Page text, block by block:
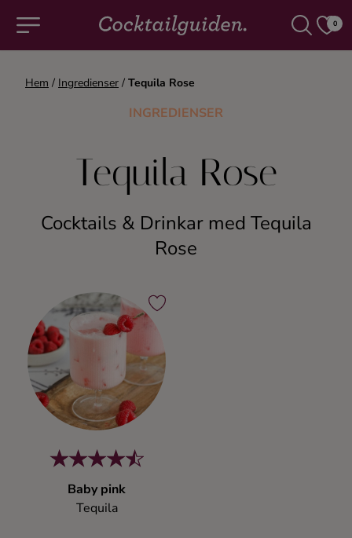
0
COCKTAILS & DRINKAR
Alkoholfritt
Champagne
Gin
Kaffe
Konjak
Likör
Hem / Ingredienser / Tequila Rose
INGREDIENSER
Tequila Rose
Cocktails & Drinkar med Tequila
Rose
Baby pink
Tequila